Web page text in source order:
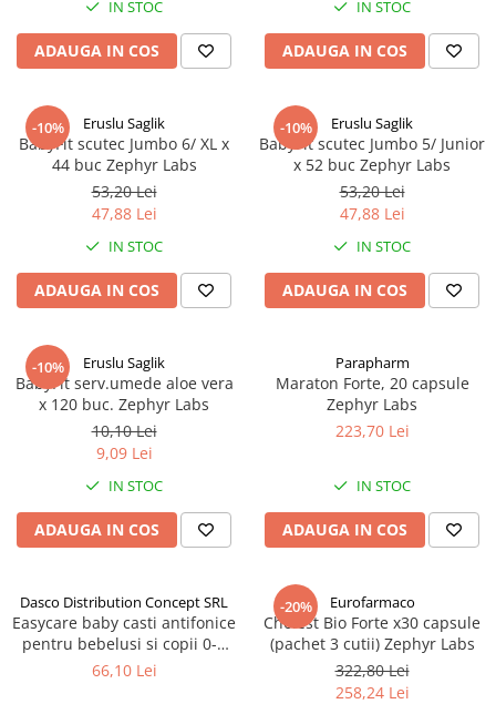
Antioxidanti
Altele-Suplimente alimentare
IN STOC
ADAUGA IN COS
IN STOC
ADAUGA IN COS
-10% Eruslu Saglik
BabyFit scutec Jumbo 6/ XL x
44 buc Zephyr Labs
53,20 Lei
47,88 Lei
IN STOC
ADAUGA IN COS
-10% Eruslu Saglik
BabyFit scutec Jumbo 5/ Junior
x 52 buc Zephyr Labs
53,20 Lei
47,88 Lei
IN STOC
ADAUGA IN COS
-10% Eruslu Saglik
BabyFit serv.umede aloe vera
x 120 buc. Zephyr Labs
10,10 Lei
9,09 Lei
IN STOC
ADAUGA IN COS
Parapharm
Maraton Forte, 20 capsule
Zephyr Labs
223,70 Lei
IN STOC
ADAUGA IN COS
Dasco Distribution Concept SRL
Easycare baby casti antifonice
pentru bebelusi si copii 0-4
ani (EASY00257) Zephyr Labs
66,10 Lei
-20% Eurofarmaco
Cholest Bio Forte x30 capsule
(pachet 3 cutii) Zephyr Labs
322,80 Lei
258,24 Lei